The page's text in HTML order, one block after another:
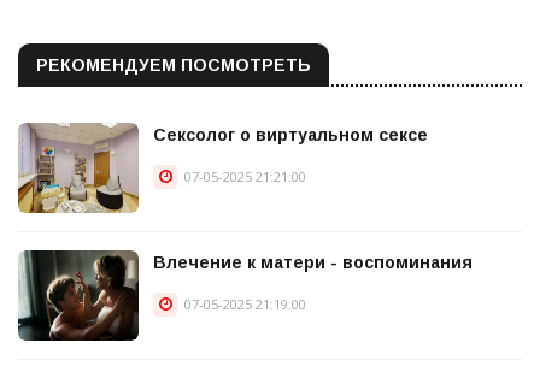
РЕКОМЕНДУЕМ ПОСМОТРЕТЬ
Сексолог о виртуальном сексе
07-05-2025 21:21:00
Влечение к матери - воспоминания
07-05-2025 21:19:00